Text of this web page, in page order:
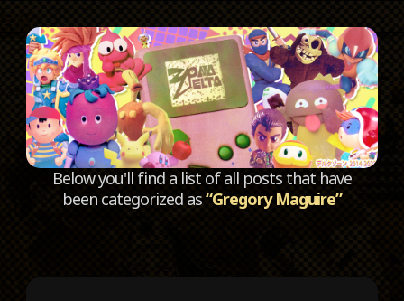
Below you'll find a list of all posts that have
been categorized as“Gregory Maguire”